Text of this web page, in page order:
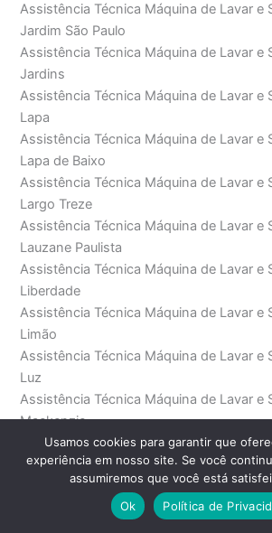
Assistência Técnica Máquina de Lavar e
Jardim São Paulo
Assistência Técnica Máquina de Lavar e
Jardins
Assistência Técnica Máquina de Lavar e
Lapa
Assistência Técnica Máquina de Lavar e
Lapa de Baixo
Assistência Técnica Máquina de Lavar e
Largo Treze
Assistência Técnica Máquina de Lavar e
Lauzane Paulista
Assistência Técnica Máquina de Lavar e
Liberdade
Assistência Técnica Máquina de Lavar e
Limão
Assistência Técnica Máquina de Lavar e
Luz
Assistência Técnica Máquina de Lavar e
Mackenzie
Assistência Técnica Máquina de Lavar e
Mandaqui
Assistência Técnica Máquina de Lavar e
Marechal Deodoro
Usamos cookies para garantir que
experiência em nosso site. Se você
assumiremos que você está
Ok
Política de